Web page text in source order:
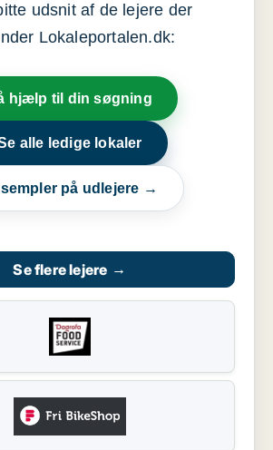
udsnit af de lejere der
Lokaleportalen.dk:
hjælp til din søgning
alle ledige lokaler
på udlejere →
Se flere lejere →